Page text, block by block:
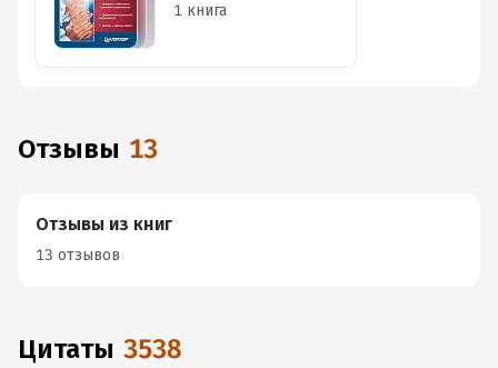
1 книга
Отзывы 13
Отзывы из книг
13 отзывов
Цитаты 3538